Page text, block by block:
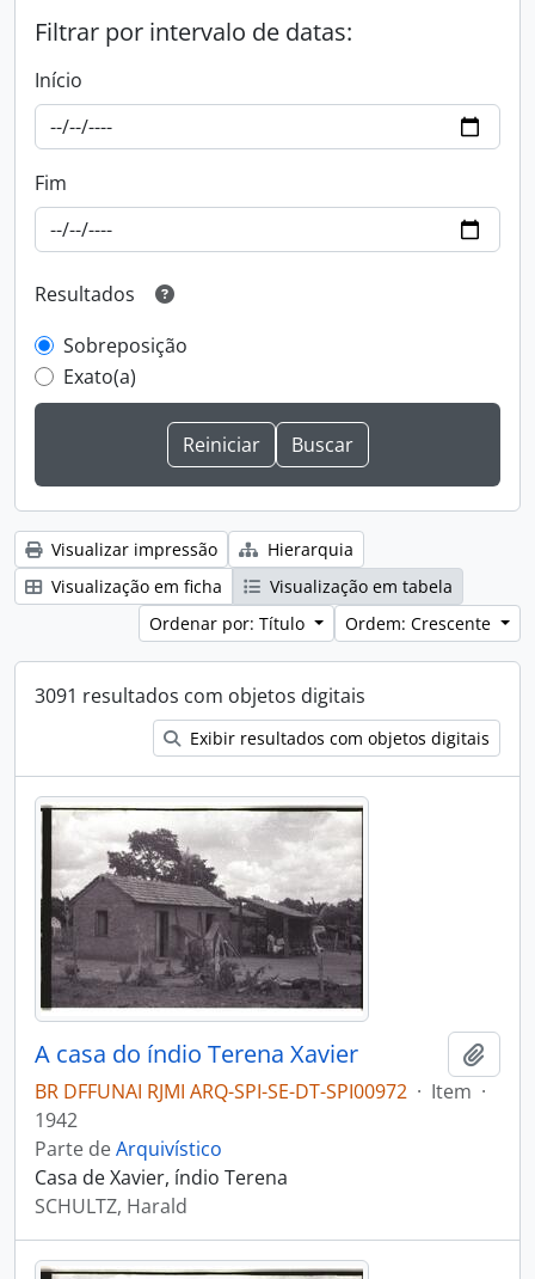
Filtrar por intervalo de datas:
Início
Fim
Resultados
Sobreposição
Exato(a)
Visualizar impressão
Hierarquia
Visualização em ficha
Visualização em tabela
Ordenar por: Título
Ordem: Crescente
3091 resultados com objetos digitais
Exibir resultados com objetos digitais
A casa do índio Terena Xavier
BR DFFUNAI RJMI ARQ-SPI-SE-DT-SPI00972 · Item ·
1942
Parte deArquivístico
Casa de Xavier, índio Terena
SCHULTZ, Harald